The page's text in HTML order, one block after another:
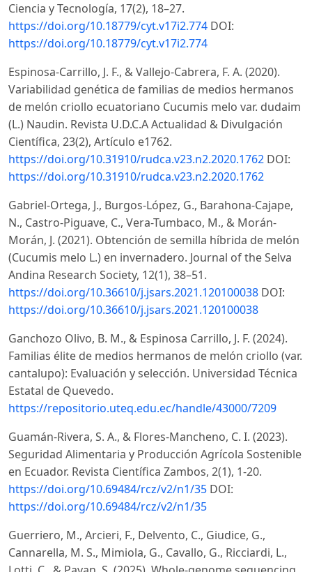
Ciencia y Tecnología, 17(2), 18–27.
https://doi.org/10.18779/cyt.v17i2.774 DOI:
https://doi.org/10.18779/cyt.v17i2.774
Espinosa-Carrillo, J. F., & Vallejo-Cabrera, F. A. (2020).
Variabilidad genética de familias de medios hermanos
de melón criollo ecuatoriano Cucumis melo var. dudaim
(L.) Naudin. Revista U.D.C.A Actualidad & Divulgación
Científica, 23(2), Artículo e1762.
https://doi.org/10.31910/rudca.v23.n2.2020.1762 DOI:
https://doi.org/10.31910/rudca.v23.n2.2020.1762
Gabriel-Ortega, J., Burgos-López, G., Barahona-Cajape,
N., Castro-Piguave, C., Vera-Tumbaco, M., & Morán-
Morán, J. (2021). Obtención de semilla híbrida de melón
(Cucumis melo L.) en invernadero. Journal of the Selva
Andina Research Society, 12(1), 38–51.
https://doi.org/10.36610/j.jsars.2021.120100038 DOI:
https://doi.org/10.36610/j.jsars.2021.120100038
Ganchozo Olivo, B. M., & Espinosa Carrillo, J. F. (2024).
Familias élite de medios hermanos de melón criollo (var.
cantalupo): Evaluación y selección. Universidad Técnica
Estatal de Quevedo.
https://repositorio.uteq.edu.ec/handle/43000/7209
Guamán-Rivera, S. A., & Flores-Mancheno, C. I. (2023).
Seguridad Alimentaria y Producción Agrícola Sostenible
en Ecuador. Revista Científica Zambos, 2(1), 1-20.
https://doi.org/10.69484/rcz/v2/n1/35 DOI:
https://doi.org/10.69484/rcz/v2/n1/35
Guerriero, M., Arcieri, F., Delvento, C., Giudice, G.,
Cannarella, M. S., Mimiola, G., Cavallo, G., Ricciardi, L.,